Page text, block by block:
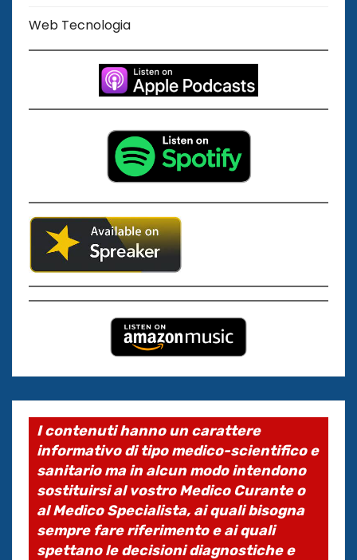
Web Tecnologia
I contenuti hanno un carattere
informativo di tipo medico-scientifico e
sanitario ma in alcun modo intendono
sostituirsi al vostro Medico Curante o
al Medico Specialista, ai quali bisogna
sempre fare riferimento e ai quali
spettano le decisioni diagnostiche e